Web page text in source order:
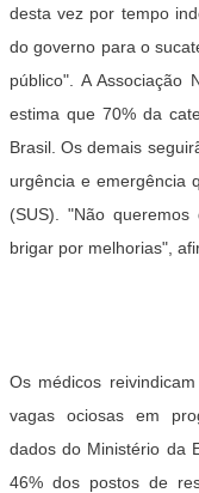
desta vez por tempo
do governo para o
público". A Associação
estima que 70% da
Brasil. Os demais
urgência e emergência
(SUS). "Não
brigar por melhorias",
Os médicos
vagas ociosas em
dados do Ministério da
46% dos postos de